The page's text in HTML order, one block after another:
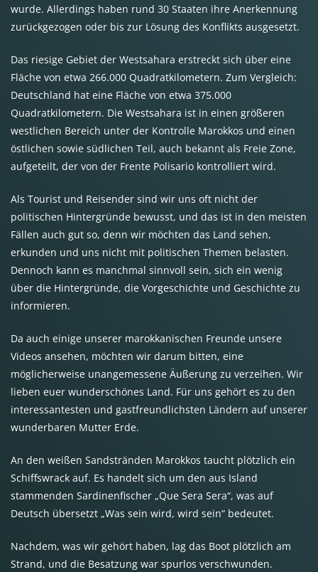
wurde. Allerdings haben rund 30 Staaten ihre Anerkennung
zurückgezogen oder bis zur Lösung des Konflikts ausgesetzt.
Das riesige Gebiet der Westsahara erstreckt sich über eine
Fläche von etwa 266.000 Quadratkilometern. Zum Vergleich:
Deutschland hat eine Fläche von etwa 375.000
Quadratkilometern. Die Westsahara ist in einen größeren
westlichen Bereich unter der Kontrolle Marokkos und einen
östlichen sowie südlichen Teil, auch bekannt als Freie Zone,
aufgeteilt, der von der Frente Polisario kontrolliert wird.
Als Tourist und Reisender sind wir uns oft nicht der
politischen Hintergründe bewusst, und das ist in den meisten
Fällen auch gut so, denn wir möchten das Land sehen,
erkunden und uns nicht mit politischen Themen belasten.
Dennoch kann es manchmal sinnvoll sein, sich ein wenig
über die Hintergründe, die Vorgeschichte und Geschichte zu
informieren.
Da auch einige unserer marokkanischen Freunde unsere
Videos ansehen, möchten wir darum bitten, eine
möglicherweise unangemessene Äußerung zu verzeihen. Wir
lieben euer wunderschönes Land. Für uns gehört es zu den
interessantesten und gastfreundlichsten Ländern auf unserer
wunderbaren Mutter Erde.
An den weißen Sandstränden Marokkos taucht plötzlich ein
Schiffswrack auf. Es handelt sich um den aus Island
stammenden Sardinenfischer „Que Sera Sera“, was auf
Deutsch übersetzt „Was sein wird, wird sein“ bedeutet.
Nachdem, was wir gehört haben, lag das Boot plötzlich am
Strand, und die Besatzung war spurlos verschwunden.